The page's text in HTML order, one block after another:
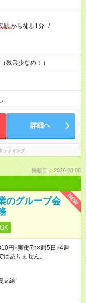
)駅から徒歩1分 /
残業少なめ！）
詳細へ
ッフィング
掲載日：2026.08.08
NEW
のグループ会
円×実働7h×週5日×4週
ありません。
支給